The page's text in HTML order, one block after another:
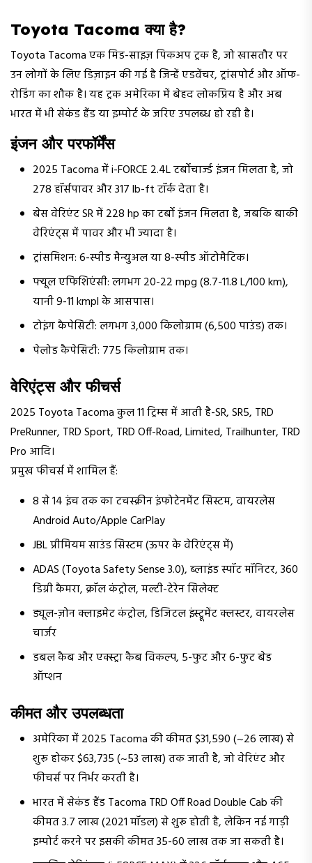
Toyota Tacoma क्या है?
Toyota Tacoma एक मिड-साइज़ पिकअप ट्रक है, जो खासतौर पर
उन लोगों के लिए डिज़ाइन की गई है जिन्हें एडवेंचर, ट्रांसपोर्ट और ऑफ-
रोडिंग का शौक है। यह ट्रक अमेरिका में बेहद लोकप्रिय है और अब
भारत में भी सेकंड हैंड या इम्पोर्ट के जरिए उपलब्ध हो रही है।
इंजन और परफॉर्मेंस
2025 Tacoma में i-FORCE 2.4L टर्बोचार्ज्ड इंजन मिलता है, जो
278 हॉर्सपावर और 317 lb-ft टॉर्क देता है।
बेस वेरिएंट SR में 228 hp का टर्बो इंजन मिलता है, जबकि बाकी
वेरिएंट्स में पावर और भी ज्यादा है।
ट्रांसमिशन: 6-स्पीड मैन्युअल या 8-स्पीड ऑटोमैटिक।
फ्यूल एफिशिएंसी: लगभग 20-22 mpg (8.7-11.8 L/100 km),
यानी 9-11 kmpl के आसपास।
टोइंग कैपेसिटी: लगभग 3,000 किलोग्राम (6,500 पाउंड) तक।
पेलोड कैपेसिटी: 775 किलोग्राम तक।
वेरिएंट्स और फीचर्स
2025 Toyota Tacoma कुल 11 ट्रिम्स में आती है-SR, SR5, TRD
PreRunner, TRD Sport, TRD Off-Road, Limited, Trailhunter, TRD
Pro आदि।
प्रमुख फीचर्स में शामिल हैं:
8 से 14 इंच तक का टचस्क्रीन इंफोटेनमेंट सिस्टम, वायरलेस
Android Auto/Apple CarPlay
JBL प्रीमियम साउंड सिस्टम (ऊपर के वेरिएंट्स में)
ADAS (Toyota Safety Sense 3.0), ब्लाइंड स्पॉट मॉनिटर, 360
डिग्री कैमरा, क्रॉल कंट्रोल, मल्टी-टेरेन सिलेक्ट
ड्यूल-ज़ोन क्लाइमेट कंट्रोल, डिजिटल इंस्ट्रूमेंट क्लस्टर, वायरलेस
चार्जर
डबल कैब और एक्स्ट्रा कैब विकल्प, 5-फुट और 6-फुट बेड
ऑप्शन
कीमत और उपलब्धता
अमेरिका में 2025 Tacoma की कीमत $31,590 (~₹26 लाख) से
शुरू होकर $63,735 (~₹53 लाख) तक जाती है, जो वेरिएंट और
फीचर्स पर निर्भर करती है।
भारत में सेकंड हैंड Tacoma TRD Off Road Double Cab की
कीमत ₹3.7 लाख (2021 मॉडल) से शुरू होती है, लेकिन नई गाड़ी
इम्पोर्ट करने पर इसकी कीमत ₹35-₹60 लाख तक जा सकती है।